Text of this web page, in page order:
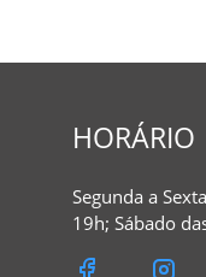
HORÁRIO
Segunda a
19h; Sábado